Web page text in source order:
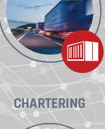
CHARTERING